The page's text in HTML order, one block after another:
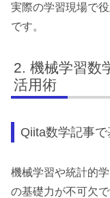
実際の学習現場で
です。
機械学習数
活用術
Qiita数学記事
機械学習や統計的
の基礎力が不可欠